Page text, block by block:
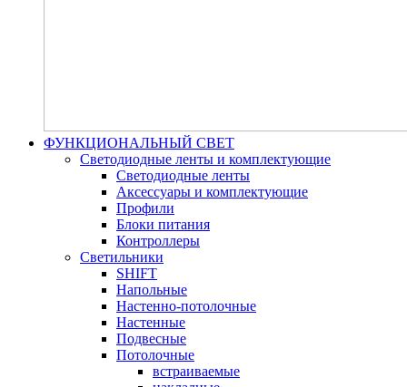
ФУНКЦИОНАЛЬНЫЙ СВЕТ
Светодиодные ленты и комплектующие
Светодиодные ленты
Аксессуары и комплектующие
Профили
Блоки питания
Контроллеры
Светильники
SHIFT
Напольные
Настенно-потолочные
Настенные
Подвесные
Потолочные
встраиваемые